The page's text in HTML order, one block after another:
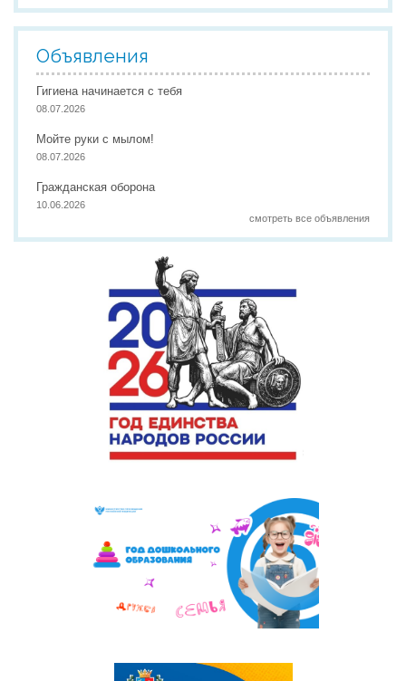
Объявления
Гигиена начинается с тебя
08.07.2026
Мойте руки с мылом!
08.07.2026
Гражданская оборона
10.06.2026
смотреть все объявления